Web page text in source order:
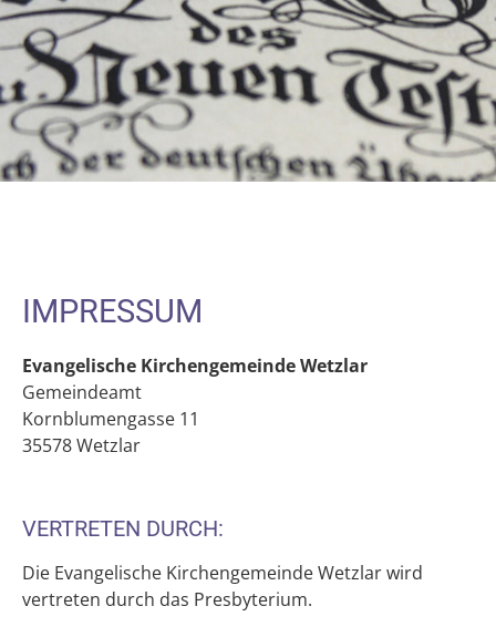
IMPRESSUM
Evangelische Kirchengemeinde Wetzlar
Gemeindeamt
Kornblumengasse 11
35578 Wetzlar
VERTRETEN DURCH:
Die Evangelische Kirchengemeinde Wetzlar wird
vertreten durch das Presbyterium.